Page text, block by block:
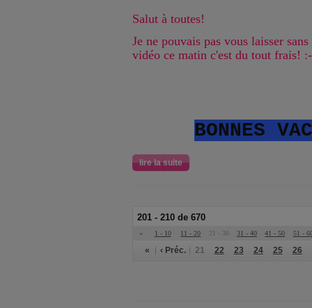
Salut à toutes!
Je ne pouvais pas vous laisser
vidéo ce matin c'est du tout frais!
BONNES
lire la suite
201 - 210 de 670
« 1 - 10 11 - 20 21 - 30 31 - 40 41 - 50 51 -
« ‹ Préc. 21 22 23 24 25 26